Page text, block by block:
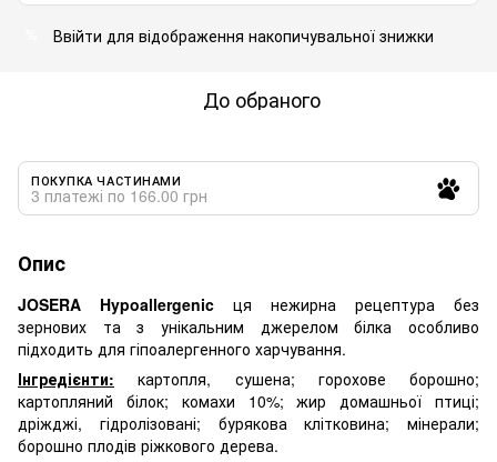
Ввійти для відображення накопичувальної знижки
До обраного
ПОКУПКА ЧАСТИНАМИ
3 платежі по 166.00 грн
Опис
JOSERA Hypoallergenic ця нежирна рецептура без
зернових та з унікальним джерелом білка особливо
підходить для гіпоалергенного харчування.
Інгредієнти: картопля, сушена; горохове борошно;
картопляний білок; комахи 10%; жир домашньої птиці;
дріжджі, гідролізовані; бурякова клітковина; мінерали;
борошно плодів ріжкового дерева.